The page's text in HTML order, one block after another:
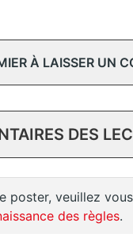
À LAISSER UN
DES
poster, veuillez
des règles.